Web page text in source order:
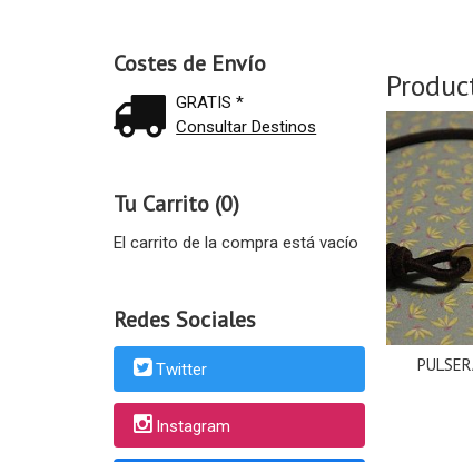
Costes de Envío
GRATIS *
Consultar Destinos
Tu Carrito (0)
El carrito de la compra está vacío
Redes Sociales
Twitter
Instagram